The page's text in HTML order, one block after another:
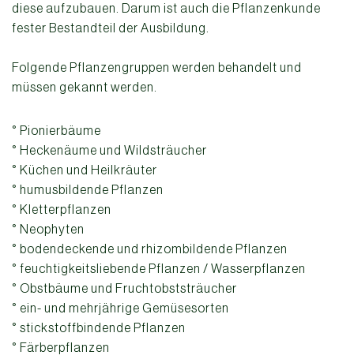
diese aufzubauen. Darum ist auch die Pflanzenkunde
fester Bestandteil der Ausbildung.
Folgende Pflanzengruppen werden behandelt und
müssen gekannt werden.
° Pionierbäume
° Heckenäume und Wildsträucher
° Küchen und Heilkräuter
° humusbildende Pflanzen
° Kletterpflanzen
° Neophyten
° bodendeckende und rhizombildende Pflanzen
° feuchtigkeitsliebende Pflanzen / Wasserpflanzen
° Obstbäume und Fruchtobststräucher
° ein- und mehrjährige Gemüsesorten
° stickstoffbindende Pflanzen
° Färberpflanzen